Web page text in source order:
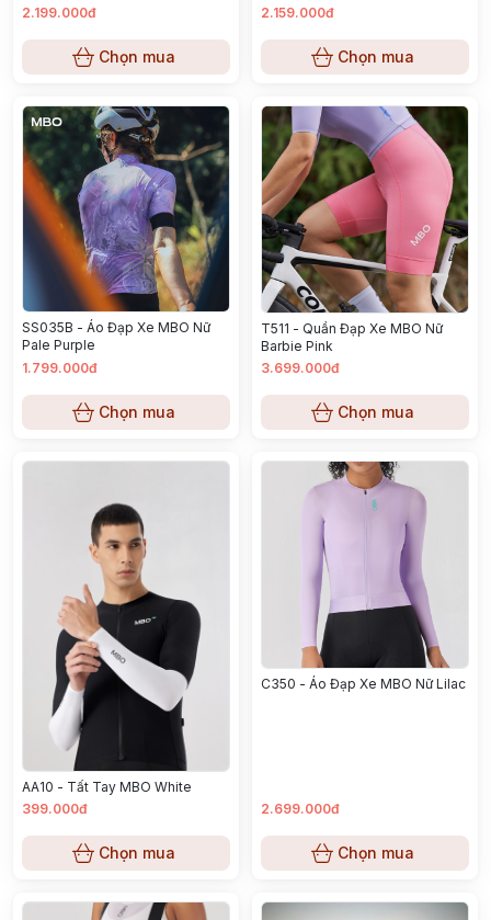
2.199.000đ
Chọn mua
2.159.000đ
Chọn mua
SS035B - Áo Đạp Xe MBO Nữ
Pale Purple
1.799.000đ
Chọn mua
T511 - Quần Đạp Xe MBO Nữ
Barbie Pink
3.699.000đ
Chọn mua
AA10 - Tất Tay MBO White
399.000đ
Chọn mua
C350 - Áo Đạp Xe MBO Nữ Lilac
2.699.000đ
Chọn mua